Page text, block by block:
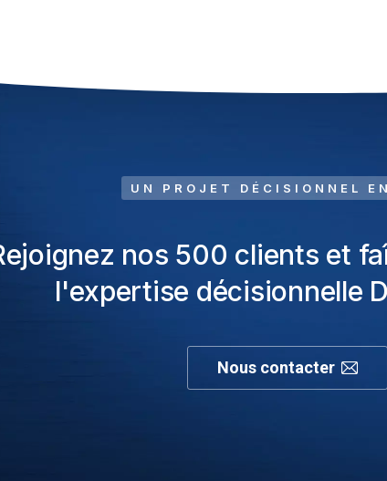
UN PROJET DÉCISIONNEL
nos 500 clients et
l'expertise décisionnelle
Nous contacter